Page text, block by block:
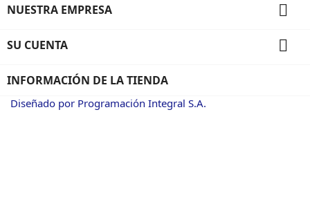
NUESTRA EMPRESA 
SU CUENTA 
INFORMACIÓN DE LA TIENDA
Diseñado por Programación Integral S.A.